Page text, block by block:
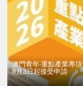
澳門青年‧重點產業專
8月3日起接受申請